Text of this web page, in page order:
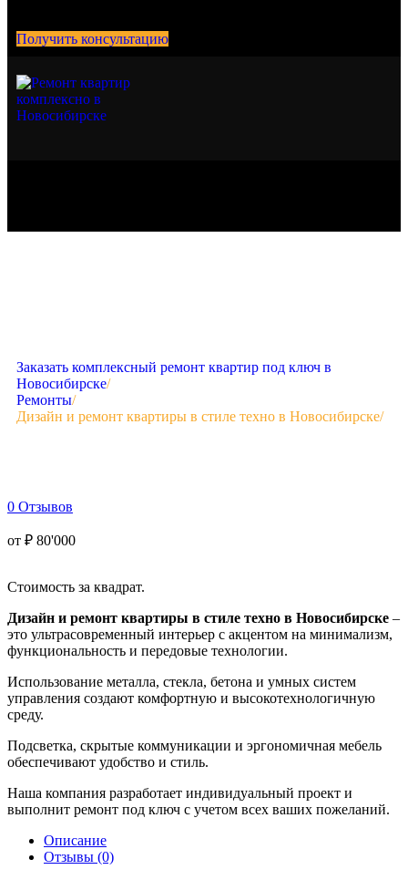
Получить консультацию
Заказать комплексный ремонт квартир под ключ в
Новосибирске/
Ремонты/
Дизайн и ремонт квартиры в стиле техно в Новосибирске/
0 Отзывов
от ₽ 80'000
Стоимость за квадрат.
Дизайн и ремонт квартиры в стиле техно в Новосибирске –
это ультрасовременный интерьер с акцентом на минимализм,
функциональность и передовые технологии.
Использование металла, стекла, бетона и умных систем
управления создают комфортную и высокотехнологичную
среду.
Подсветка, скрытые коммуникации и эргономичная мебель
обеспечивают удобство и стиль.
Наша компания разработает индивидуальный проект и
выполнит ремонт под ключ с учетом всех ваших пожеланий.
Описание
Отзывы (0)